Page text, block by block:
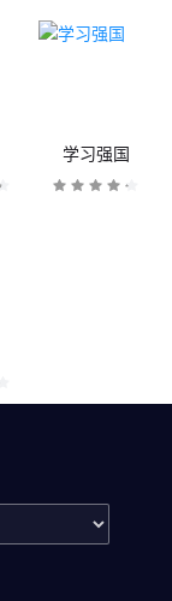
学习强国